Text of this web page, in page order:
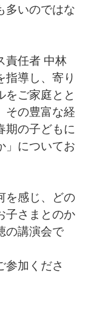
多いのではな
責任者 中林
指導し、寄り
をご家庭とと
その豊富な経
期の子どもに
」についてお
を感じ、どの
子さまとのか
の講演会で
参加くださ